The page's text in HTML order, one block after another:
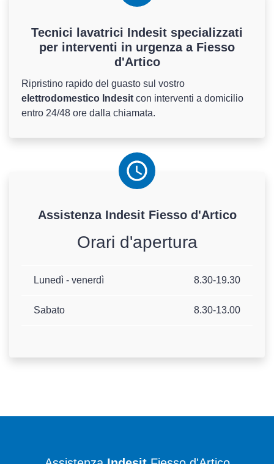
Tecnici lavatrici Indesit specializzati
per interventi in urgenza a Fiesso
d'Artico
Ripristino rapido del guasto sul vostro
elettrodomestico Indesit con interventi a domicilio
entro 24/48 ore dalla chiamata.
Assistenza IndesitFiesso d'Artico
Orari d'apertura
Lunedì - venerdì 8.30-19.30
Sabato 8.30-13.00